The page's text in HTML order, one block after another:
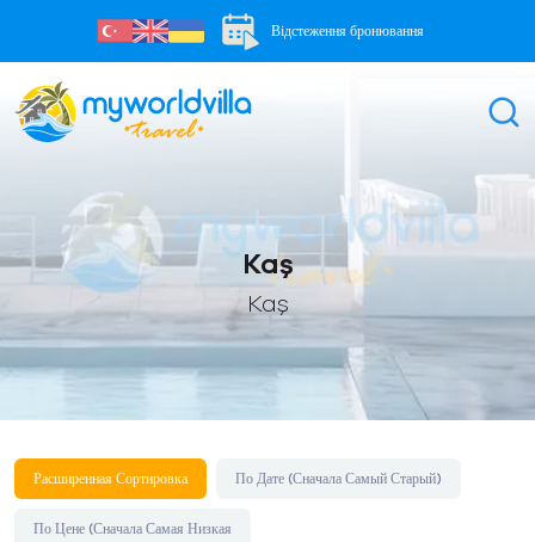
Відстеження бронювання
Kaş
Kaş
Расширенная Сортировка По Дате (Сначала Самый Старый)
По Цене (Сначала Самая Низкая